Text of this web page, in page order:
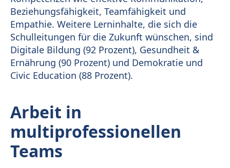
Beziehungsfähigkeit, Teamfähigkeit und
Empathie. Weitere Lerninhalte, die sich die
Schulleitungen für die Zukunft wünschen, sind
Digitale Bildung (92 Prozent), Gesundheit &
Ernährung (90 Prozent) und Demokratie und
Civic Education (88 Prozent).
Arbeit in
multiprofessionellen
Teams